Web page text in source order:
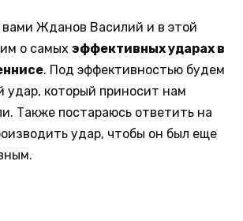
Жданов Василий и в этой
о самых эффективных ударах в
. Под эффективностью будем
удар, который приносит нам
Также постараюсь ответить на
удар, чтобы он был еще